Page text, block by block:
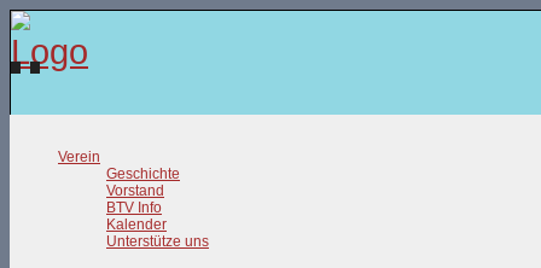
Verein
Geschichte
Vorstand
BTV Info
Kalender
Unterstütze uns